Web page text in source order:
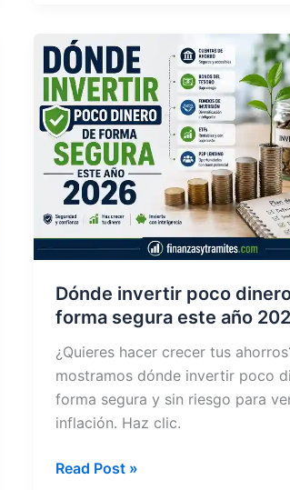
Guía
Completa
2026
Dónde invertir poco
forma segura este año
¿Quieres hacer crecer tus
mostramos dónde invertir poco
forma segura y sin riesgo para
inflación. Haz clic.
Dónde
Read Post »